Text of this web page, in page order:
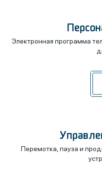
Электронная программа
Перемотка, пауза и